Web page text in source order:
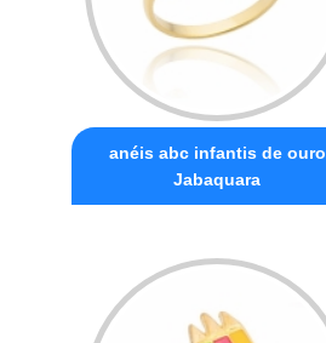
anéis abc infantis de ouro
Jabaquara